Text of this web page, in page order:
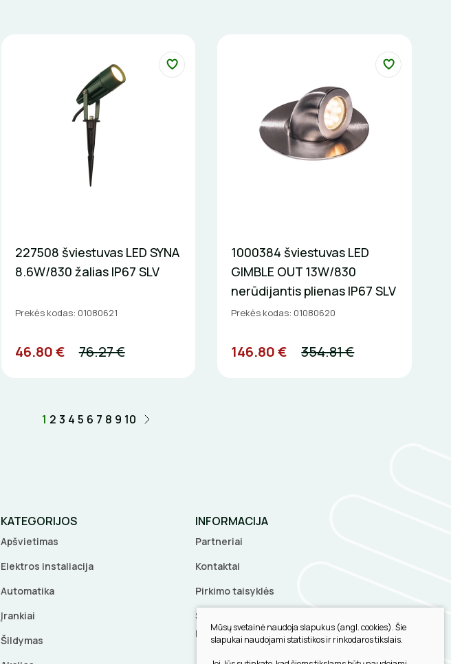
227508 šviestuvas LED SYNA
8.6W/830 žalias IP67 SLV
Prekės kodas: 01080621
46.80 € 76.27 €
1000384 šviestuvas LED
GIMBLE OUT 13W/830
nerūdijantis plienas IP67 SLV
Prekės kodas: 01080620
146.80 € 354.81 €
1 2 3 4 5 6 7 8 9 10
KATEGORIJOS
Apšvietimas
Elektros instaliacija
Automatika
Įrankiai
Šildymas
INFORMACIJA
Partneriai
Kontaktai
Pirkimo taisyklės
Slapukų parinktys
Privatumo politika
Mūsų svetainė naudoja slapukus (angl. cookies). Šie
slapukai naudojami statistikos ir rinkodaros tikslais.